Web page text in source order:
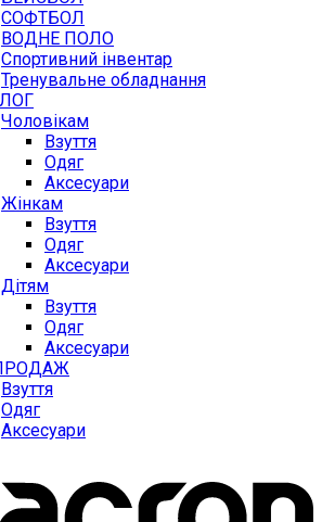
СОФТБОЛ
ВОДНЕ ПОЛО
Спортивний інвентар
Тренувальне обладнання
Чоловікам
Взуття
Одяг
Аксесуари
Жінкам
Взуття
Одяг
Аксесуари
Дітям
Взуття
Одяг
Аксесуари
Взуття
Одяг
Аксесуари